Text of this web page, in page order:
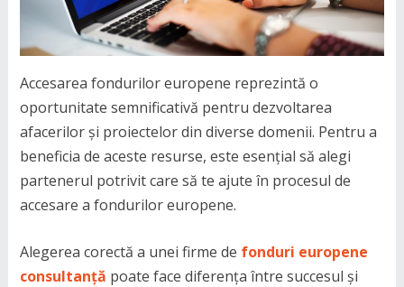
Accesarea fondurilor europene reprezintă o
oportunitate semnificativă pentru dezvoltarea
afacerilor și proiectelor din diverse domenii. Pentru a
beneficia de aceste resurse, este esențial să alegi
partenerul potrivit care să te ajute în procesul de
accesare a fondurilor europene.
Alegerea corectă a unei firme de fonduri europene
consultanță poate face diferența între succesul și